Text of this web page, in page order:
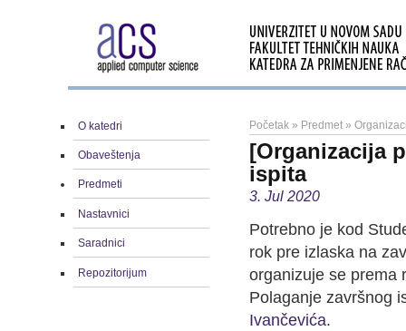
O katedri
Obaveštenja
Predmeti
Nastavnici
Saradnici
Repozitorijum
Početak » Predmet »
[Organizacija
ispita
3. Jul 2020
Potrebno je kod
rok pre izlaska na
organizuje se prema
Polaganje završnog
Ivančevića.